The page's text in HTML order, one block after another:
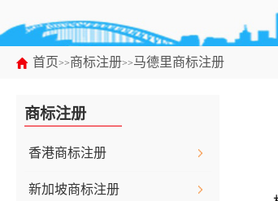
首页>>商标注册>>马德里商标注册
商标注册
香港商标注册
新加坡商标注册